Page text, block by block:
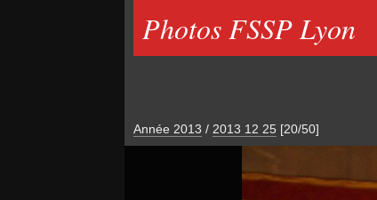
Photos FSSP Lyon
Année 2013 / 2013 12 25 [20/50]